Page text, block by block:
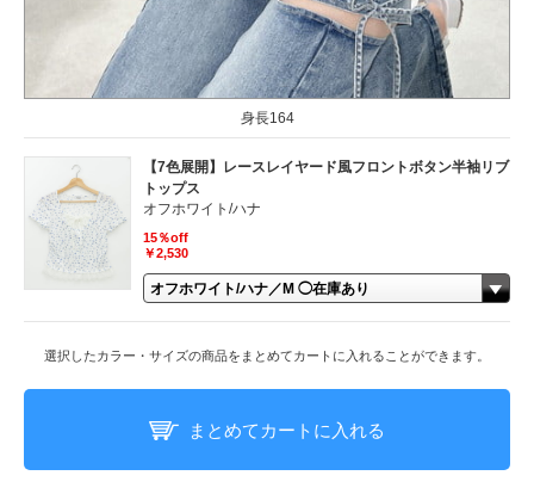
身長164
【7色展開】レースレイヤード風フロントボタン半袖リブ
トップス
オフホワイト/ハナ
15％off
￥2,530
選択したカラー・サイズの商品をまとめてカートに入れることができます。
まとめてカートに入れる